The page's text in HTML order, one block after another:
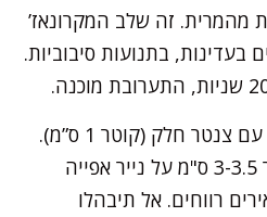
מהמרית. זה שלב המקרונאז’
בתנועות סיבוביות.
מעבירים לשקית זילוף עם צנטר חלק (קוטר 1 ס”מ).
מזלפים עיגולים בקוטר 3-3.5 ס"מ על נייר אפייה
רווחים. אל תיבהלו